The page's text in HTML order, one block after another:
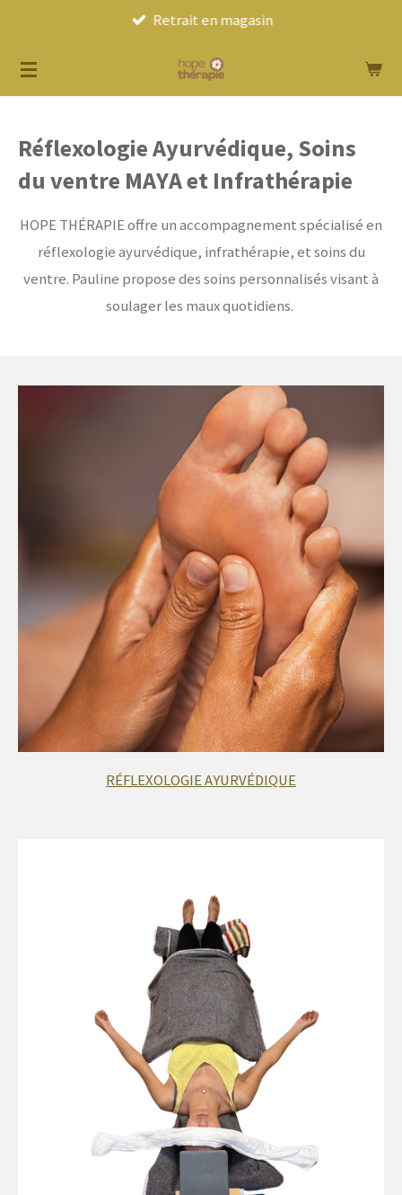
contenu
principal
Retrait en magasin
Réflexologie Ayurvédique, Soins
du ventre MAYA et Infrathérapie
HOPE THÉRAPIE offre un accompagnement spécialisé en
réflexologie ayurvédique, infrathérapie, et soins du
ventre. Pauline propose des soins personnalisés visant à
soulager les maux quotidiens.
RÉFLEXOLOGIE AYURVÉDIQUE